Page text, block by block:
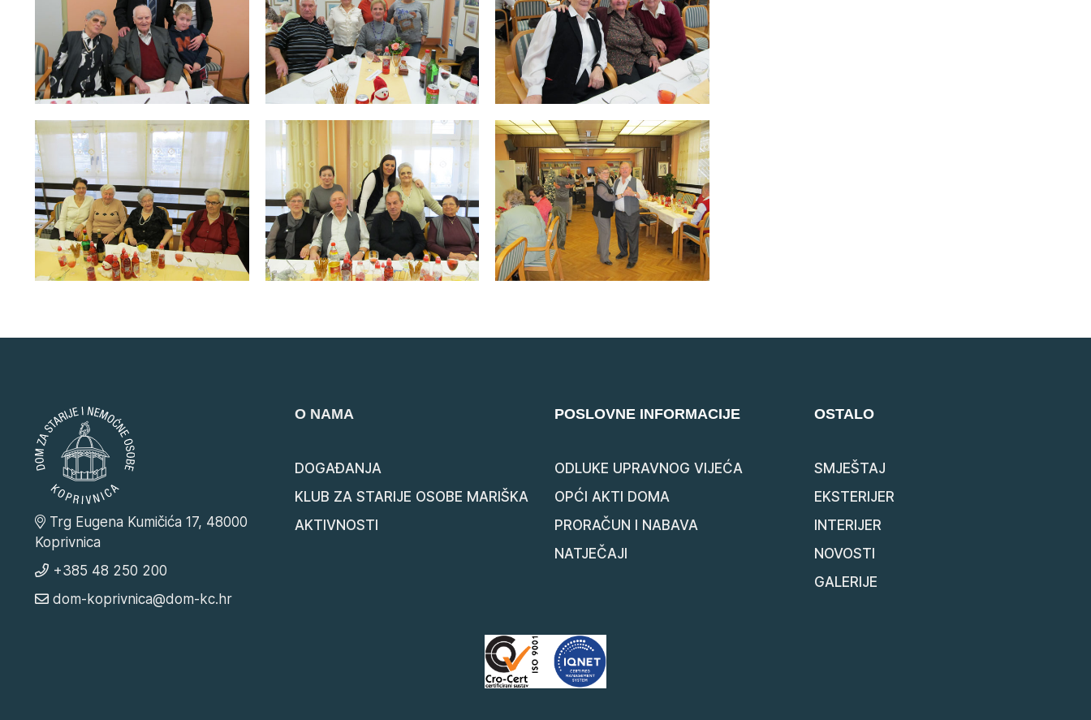
Trg Eugena Kumičića 17, 48000
Koprivnica
+385 48 250 200
dom-koprivnica@dom-kc.hr
O NAMA
DOGAĐANJA
KLUB ZA STARIJE OSOBE MARIŠKA
AKTIVNOSTI
POSLOVNE INFORMACIJE
ODLUKE UPRAVNOG VIJEĆA
OPĆI AKTI DOMA
PRORAČUN I NABAVA
NATJEČAJI
OSTALO
SMJEŠTAJ
EKSTERIJER
INTERIJER
NOVOSTI
GALERIJE